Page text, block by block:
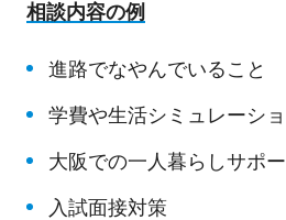
相談内容の例
進路でなやんでいること
学費や生活シミュレーシ
大阪での一人暮らしサポー
入試面接対策